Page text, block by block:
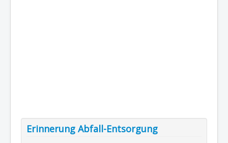
Erinnerung Abfall-Entsorgung